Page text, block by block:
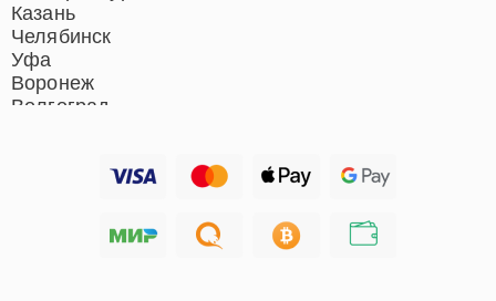
Казань
Челябинск
Уфа
Воронеж
Волгоград
Хабаровск